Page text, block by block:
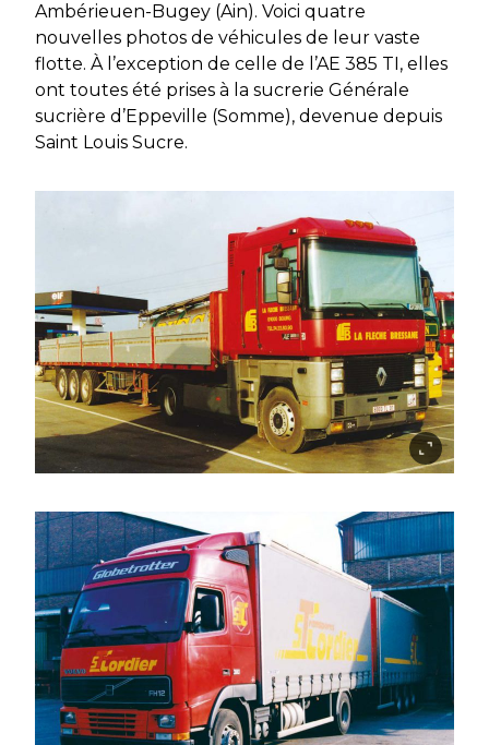
Ambérieuen-Bugey (Ain). Voici quatre
nouvelles photos de véhicules de leur vaste
flotte. À l’exception de celle de l’AE 385 TI, elles
ont toutes été prises à la sucrerie Générale
sucrière d’Eppeville (Somme), devenue depuis
Saint Louis Sucre.